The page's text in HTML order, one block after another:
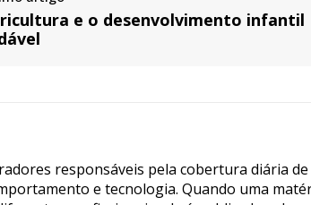
e o desenvolvimento infantil
responsáveis pela cobertura diária de
e tecnologia. Quando uma